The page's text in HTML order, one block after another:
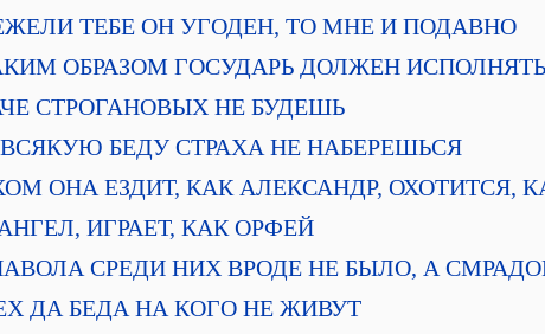
ЕЖЕЛИ ТЕБЕ ОН УГОДЕН, ТО МНЕ И ПОДАВНО
КАКИМ ОБРАЗОМ ГОСУДАРЬ ДОЛЖЕН
СТРОГАНОВЫХ НЕ БУДЕШЬ
ВСЯКУЮ БЕДУ СТРАХА НЕ НАБЕРЕШЬСЯ
ОНА ЕЗДИТ, КАК АЛЕКСАНДР, ОХОТИТСЯ,
ИГРАЕТ, КАК ОРФЕЙ
ДИАВОЛА СРЕДИ НИХ ВРОДЕ НЕ БЫЛО, А
ГРЕХ ДА БЕДА НА КОГО НЕ ЖИВУТ